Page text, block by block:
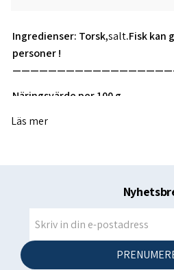
Ingredienser: Torsk,salt.Fisk kan
personer !
Näringsvärde per 100 g
Energi
Fett
0.5
g
Torskkinderna är frysta och utan
Läs mer